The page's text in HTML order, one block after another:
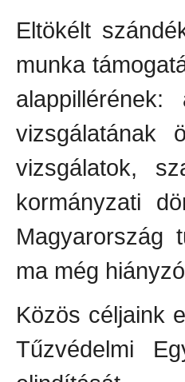
Eltökélt
munka
vizsgálatának
vizsgálatok,
kormányzati
Magyarország
ma még
Közös céljaink
Tűzvédelmi